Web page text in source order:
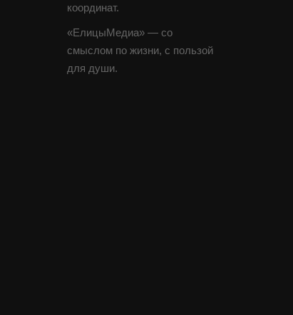
координат.
«ЕлицыМедиа» — со
смыслом по жизни, с пользой
для души.